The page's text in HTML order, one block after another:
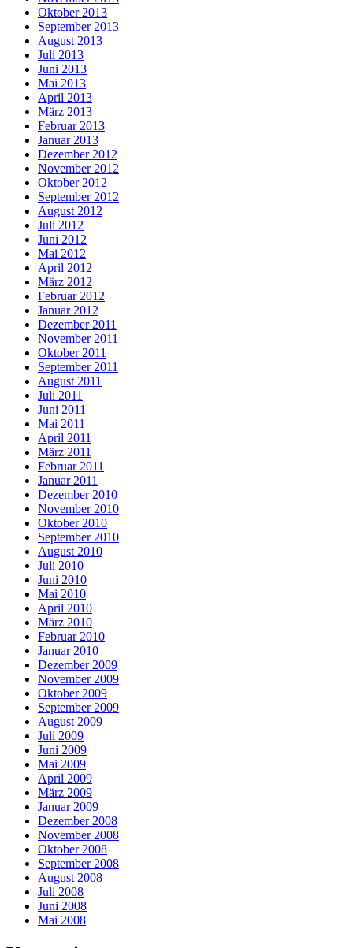
Oktober 2013
September 2013
August 2013
Juli 2013
Juni 2013
Mai 2013
April 2013
März 2013
Februar 2013
Januar 2013
Dezember 2012
November 2012
Oktober 2012
September 2012
August 2012
Juli 2012
Juni 2012
Mai 2012
April 2012
März 2012
Februar 2012
Januar 2012
Dezember 2011
November 2011
Oktober 2011
September 2011
August 2011
Juli 2011
Juni 2011
Mai 2011
April 2011
März 2011
Februar 2011
Januar 2011
Dezember 2010
November 2010
Oktober 2010
September 2010
August 2010
Juli 2010
Juni 2010
Mai 2010
April 2010
März 2010
Februar 2010
Januar 2010
Dezember 2009
November 2009
Oktober 2009
September 2009
August 2009
Juli 2009
Juni 2009
Mai 2009
April 2009
März 2009
Januar 2009
Dezember 2008
November 2008
Oktober 2008
September 2008
August 2008
Juli 2008
Juni 2008
Mai 2008